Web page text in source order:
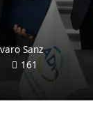
Sanz
161